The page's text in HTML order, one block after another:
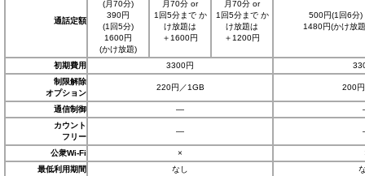
通話定額
(月70分)
390円
(1回5分)
1600円
(かけ放題)
月70分 or
1回5分まで か
け放題は
＋1600円
月70分 or
1回5分まで か
け放題は
＋1200円
500円(1回6分)
1480円(かけ放
初期費用 3300円
制限解除
オプション
220円／1GB 200
通信制御 ―
カウント
フリー
―
公衆Wi-Fi ×
最低利用期間
なし